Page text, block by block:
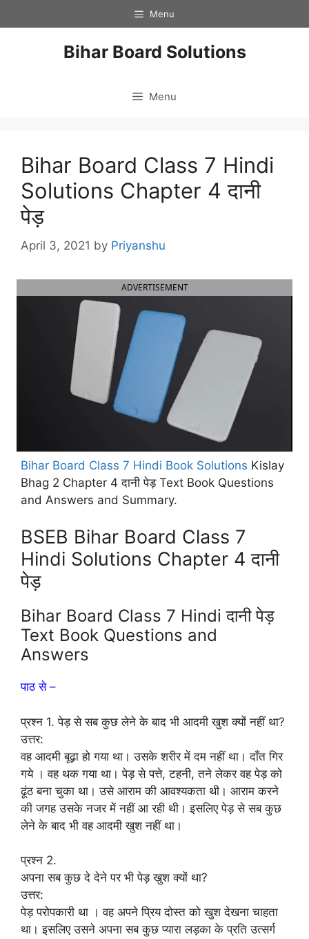
to
Menu
Bihar Board Solutions
Menu
Bihar Board Class 7 Hindi
Solutions Chapter 4 दानी
पेड़
April 3, 2021 by Priyanshu
ADVERTISEMENT
Bihar Board Class 7 Hindi Book Solutions Kislay
Bhag 2 Chapter 4 दानी पेड़ Text Book Questions
and Answers and Summary.
BSEB Bihar Board Class 7
Hindi Solutions Chapter 4 दानी
पेड़
Bihar Board Class 7 Hindi दानी पेड़
Text Book Questions and
Answers
पाठ से –
प्रश्न 1. पेड़ से सब कुछ लेने के बाद भी आदमी खुश क्यों नहीं था?
उत्तर:
वह आदमी बूढ़ा हो गया था। उसके शरीर में दम नहीं था। दाँत गिर
गये । वह थक गया था। पेड़ से पत्ते, टहनी, तने लेकर वह पेड़ को
ढूंठ बना चुका था। उसे आराम की आवश्यकता थी। आराम करने
की जगह उसके नजर में नहीं आ रही थी। इसलिए पेड़ से सब कुछ
लेने के बाद भी वह आदमी खुश नहीं था।
प्रश्न 2.
अपना सब कुछ दे देने पर भी पेड़ खुश क्यों था?
उत्तर:
पेड़ परोपकारी था । वह अपने प्रिय दोस्त को खुश देखना चाहता
था। इसलिए उसने अपना सब कुछ प्यारा लड़का के प्रति उत्सर्ग